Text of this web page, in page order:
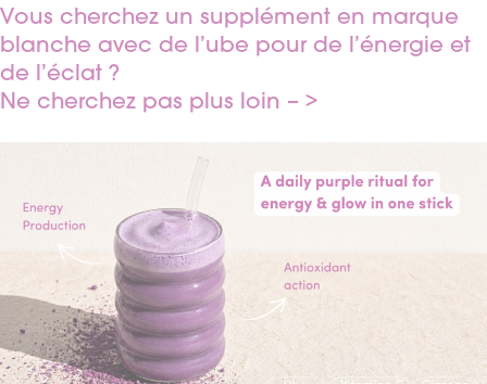
Vous cherchez un supplément en marque
blanche avec de l’ube pour de l’énergie et
de l’éclat ?
Ne cherchez pas plus loin – >